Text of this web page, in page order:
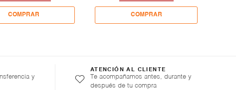
y
ATENCIÓN AL CLIENTE
Te acompañamos antes, durante y
después de tu compra